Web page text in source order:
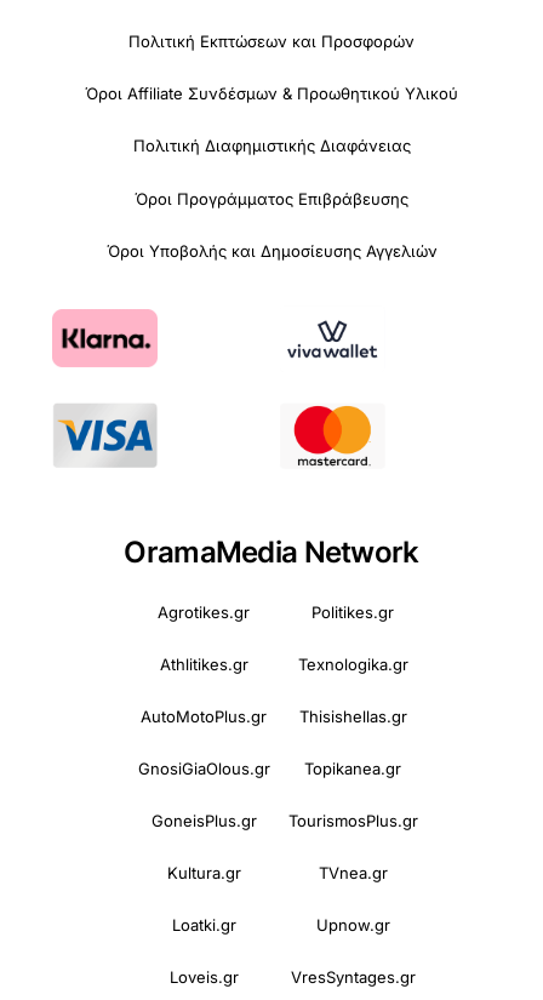
Πολιτική Εκπτώσεων και Προσφορών
Όροι Affiliate Συνδέσμων & Προωθητικού Υλικού
Πολιτική Διαφημιστικής Διαφάνειας
Όροι Προγράμματος Επιβράβευσης
Όροι Υποβολής και Δημοσίευσης Αγγελιών
OramaMedia Network
Agrotikes.gr Politikes.gr
Athlitikes.gr Texnologika.gr
AutoMotoPlus.gr Thisishellas.gr
GnosiGiaOlous.gr Topikanea.gr
GoneisPlus.gr TourismosPlus.gr
Kultura.gr TVnea.gr
Loatki.gr Upnow.gr
Loveis.gr VresSyntages.gr